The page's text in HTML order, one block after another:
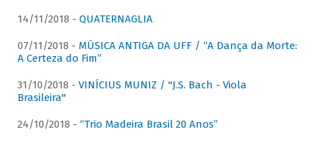
14/11/2018 - QUATERNAGLIA
07/11/2018 - MÚSICA ANTIGA DA UFF / “A Dança da Morte:
A Certeza do Fim”
31/10/2018 - VINÍCIUS MUNIZ / "J.S. Bach - Viola
Brasileira"
24/10/2018 - “Trio Madeira Brasil 20 Anos”